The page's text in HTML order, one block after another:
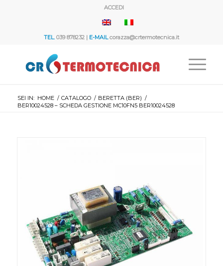
ACCEDI
TEL.039 878232 | E-MAILcorazza@crtermotecnica.it
SEI IN: HOME / CATALOGO / BERETTA (BER) /
BER10024528 – SCHEDA GESTIONE MC10FN5 BER10024528